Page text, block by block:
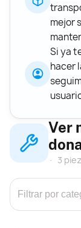
mejor
Si ya
hacer
Ver
3